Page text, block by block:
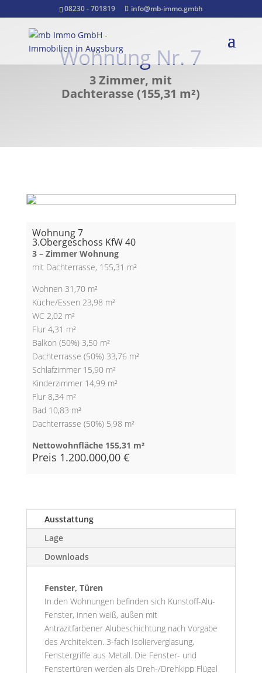
08230 - 701819 info@mb-immo.gmbh
Wohnung Nr. 7
3 Zimmer, mit
Dachterasse (155,31 m²)
Wohnung 7
3.Obergeschoss KfW 40
3 – Zimmer Wohnung
mit Dachterrasse, 155,31 m²
Wohnen 31,70 m²
Küche/Essen 23,98 m²
WC 2,02 m²
Flur 4,31 m²
Balkon (50%) 3,50 m²
Dachterrasse (50%) 33,76 m²
Schlafzimmer 15,90 m²
Kinderzimmer 14,99 m²
Flur 8,34 m²
Bad 10,83 m²
Dachterrasse (50%) 5,98 m²
Nettowohnfläche 155,31 m²
Preis 1.200.000,00 €
Ausstattung
Lage
Downloads
Fenster, Türen
In den Wohnungen befinden sich Kunstoff-Alu-
Fenster, innen weiß, außen mit
Antrazitfarbener Alubeschichtung nach Vorgabe
des Architekten. 3-fach Isolierverglasung,
Fenstergriffe aus Metall. Die Fenster- und
Fenstertüren werden als Dreh-/Drehkipp Flügel